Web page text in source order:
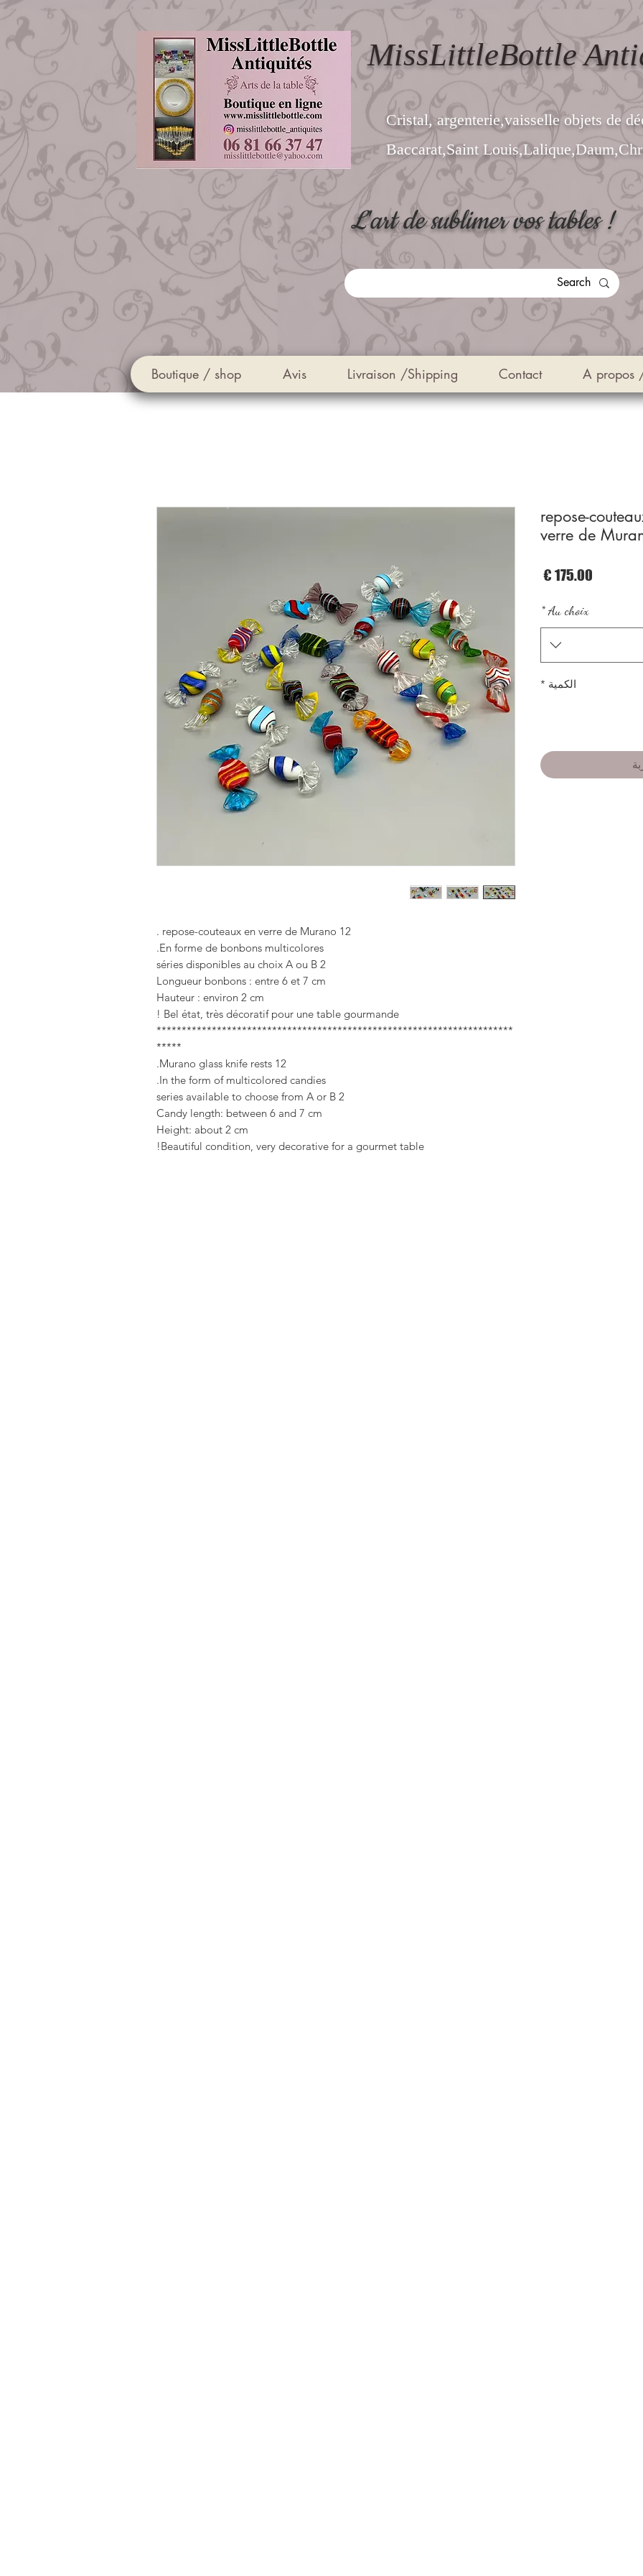
MissLittleBottle
Cristal, argenterie,vaisselle objets de
Baccarat,Saint
L'art de sublimer vos tables !
Boutique / shop Avis Livraison /Shipping Contact A propos
12 repose-couteaux en verre de Murano .
En forme de bonbons multicolores.
2 séries disponibles au choix A ou B
Longueur bonbons : entre 6 et 7 cm
Hauteur : environ 2 cm
Bel état, très décoratif pour une table gourmande !
***********************************************************************
*****
12 Murano glass knife rests.
In the form of multicolored candies.
2 series available to choose from A or B
Candy length: between 6 and 7 cm
Height: about 2 cm
Beautiful condition, very decorative for a gourmet table!
12 repose-
verre de
السعر
Au choix
*
الكمية *